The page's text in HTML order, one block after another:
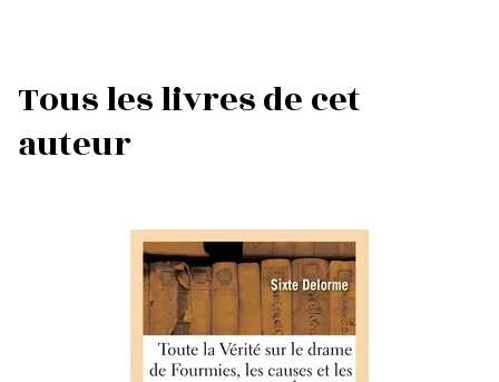
Tous les livres de cet
auteur